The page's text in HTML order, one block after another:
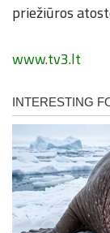
priežiūros
www.tv3.lt